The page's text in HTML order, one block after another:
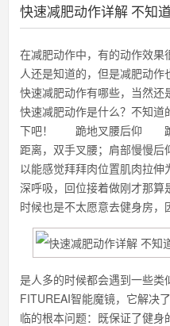
快速减肥动作详解 不知
在减肥动作中，有的动作效
人还是知道的，但是减肥动
快速减肥动作有哪些，当然还
快速减肥动作是什么？不知
下吧！ 跪地叉腰后仰 跪
距离，双手叉腰；肩部慢慢后
以能感觉拜拜肉位置肌肉拉伸
深呼吸，回位接着做刚才那
时候也是不太愿意去健身房
是人多的时候都会遇到一些类
FITUREAI智能魔镜，它解决
临的根本问题：既保证了健